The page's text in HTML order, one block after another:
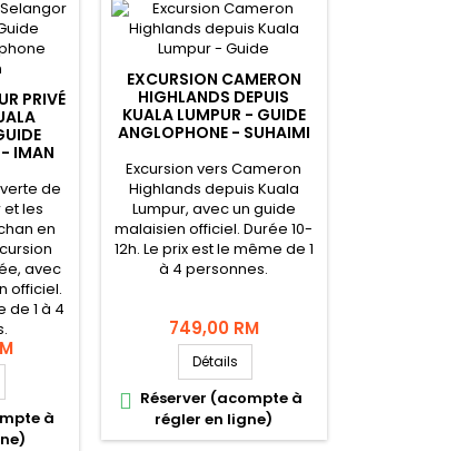
PRIVÉ
- IMAN
de
les
en
avec
officiel.
de 1 à 4
à
EXCURSION CAMERON
HIGHLANDS DEPUIS
KUALA LUMPUR - GUIDE
ANGLOPHONE - SUHAIMI
Excursion vers Cameron
Highlands depuis Kuala
Lumpur, avec un guide
malaisien officiel. Durée 10-
12h. Le prix est le même de 1
à 4 personnes.
749,00 RM
Détails
 Réserver (acompte à
régler en ligne)